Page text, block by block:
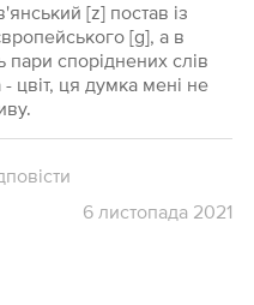
[z] постав із
[g], а в
пари споріднених слів
- цвіт, ця думка мені не
6 листопада 2021